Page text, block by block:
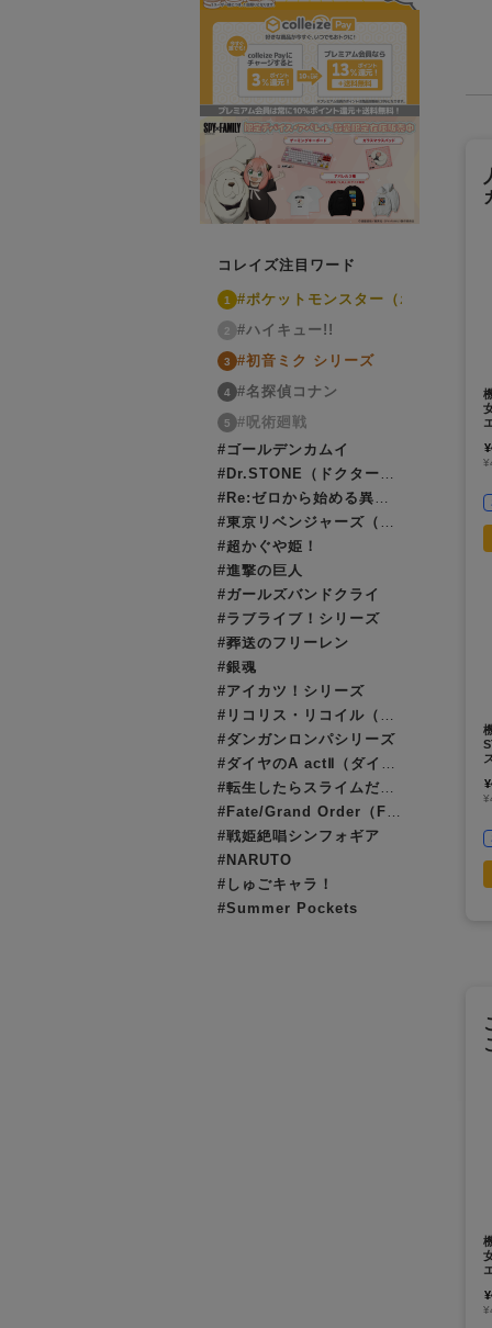
コレイズ注目ワード
1 #ポケットモンスター（ポケモン）
2 #ハイキュー!!
3 #初音ミク シリーズ
4 #名探偵コナン
5
#呪術廻戦
#ゴールデンカムイ
#Dr.STONE（ドクターストーン）
#Re:ゼロから始める異世界生活（リゼロ）
#東京リベンジャーズ（東リベ）
#超かぐや姫！
#進撃の巨人
#ガールズバンドクライ
#ラブライブ！シリーズ
#葬送のフリーレン
#銀魂
#アイカツ！シリーズ
#リコリス・リコイル（リコリコ）
#ダンガンロンパシリーズ
#ダイヤのA actⅡ（ダイヤのエース）
#転生したらスライムだった件（転スラ）
#Fate/Grand Order（FGO）
#戦姫絶唱シンフォギア
#NARUTO
#しゅごキャラ！
#Summer Pockets
¥
¥
¥